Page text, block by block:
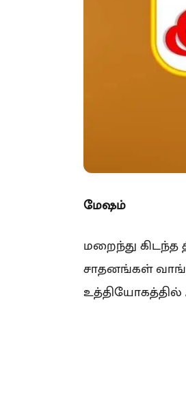
மேஷம்
மறைந்து
சாதனங்கள்
உத்தியோகத்தில்